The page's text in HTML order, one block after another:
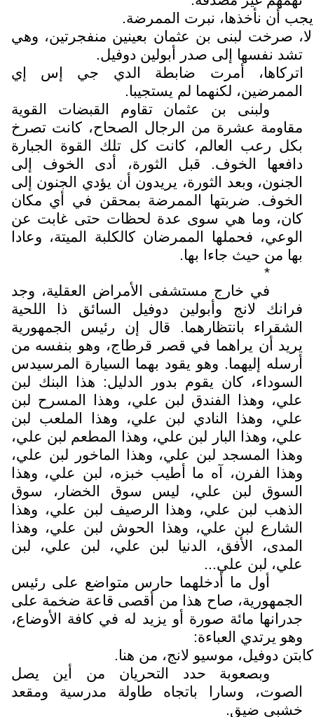
يجب أن نأخذها، نبرت الممرضة.
لا، صرخت لبنى بن عثمان بعينين منفجرتين، وهي
تشد نفسها إلى صدر أبولين دوفيل.
اتركاها، أمرت ضابطة الدي جي إس إي
الممرضين، لكنهما لم يستجيبا.
ولبنى بن عثمان تقاوم القبضات القوية
مقاومة عشرة من الرجال الصحاح، كانت تصرخ
بكل رعب العالم، كانت كل تلك القوة الجبارة
دافعها الخوف. قبل الثورة، أدى الخوف إلى
الجنون، وبعد الثورة، يريدون أن يؤدي الجنون إلى
الخوف. ضربتها الممرضة بمحقن في أي مكان
كان، وما هي سوى عدة لحظات حتى غابت عن
الوعي، فحملها الممرضان كالكلبة الميتة، وعادا
بها من حيث جاءا بها.
*
في خارج مستشفى الأمراض العقلية، وجد
فرانك لانج وأبولين دوفيل السائق ذا اللحية
الشقراء بانتظارهما. قال إن رئيس الجمهورية
يريد أن يراهما في قصر قرطاج، وهو بنفسه من
أرسله إليهما. وهو يقود بهما السيارة المرسيدس
السوداء، كان يقوم بدور الدليل: هذا البنك لبن
علي، وهذا الفندق لبن علي، وهذا المسرح لبن
علي، وهذا النادي لبن علي، وهذا الملعب لبن
علي، وهذا البار لبن علي، وهذا المطعم لبن علي،
وهذا المسجد لبن علي، وهذا الماخور لبن علي،
وهذا الفرن، آه ما أطيب خبزه، لبن علي، وهذا
السوق لبن علي، ليس سوق الخضار، سوق
الذهب لبن علي، وهذا الرصيف لبن علي، وهذا
الشارع لبن علي، وهذا الحوش لبن علي، وهذا
المدى، الأفق، الدنيا لبن علي، لبن علي، لبن
علي، لبن علي...
أول ما أدخلهما حارس متواضع على رئيس
الجمهورية، صاح هذا من أقصى قاعة ضخمة على
جدرانها مائة صورة أو يزيد له في كافة الأوضاع،
وهو يرتدي العباءة:
كابتن دوفيل، موسيو لانج، من هنا.
وبصعوبة حدد التحريان من أين يصل
الصوت، وسارا باتجاه طاولة مدرسية ومقعد
خشبي ضيق.